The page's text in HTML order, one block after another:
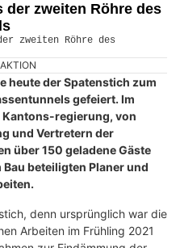
zweiten Röhre des
heute der Spatenstich zum
gefeiert. Im
Kantons-regierung, von
und Vertretern der
über 150 geladene Gäste
beteiligten Planer und
denn ursprünglich war die
Arbeiten im Frühling 2021